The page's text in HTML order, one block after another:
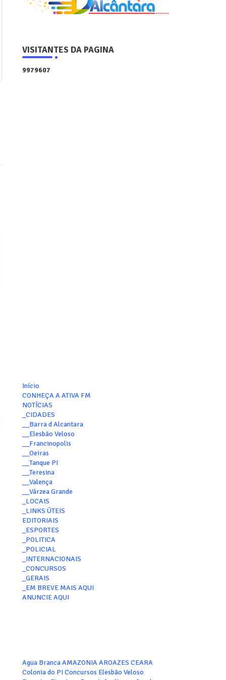
VISITANTES DA PAGINA
9979607
Início
CONHEÇA A ATIVA FM
NOTÍCIAS
_CIDADES
__Barra d Alcantara
__Elesbão Veloso
__Francinopolis
__Oeiras
__Tanque PI
__Teresina
__Valença
__Várzea Grande
_LOCAIS
_LINKS ÚTEIS
EDITORIAIS
_ESPORTES
_POLITICA
_POLICIAL
_INTERNACIONAIS
_CONCURSOS
_GERAIS
_EM BREVE MAIS AQUI
ANUNCIE AQUI
Agua Branca AMAZONIA AROAZES CEARA
Colonia do PI Concursos Elesbão Veloso